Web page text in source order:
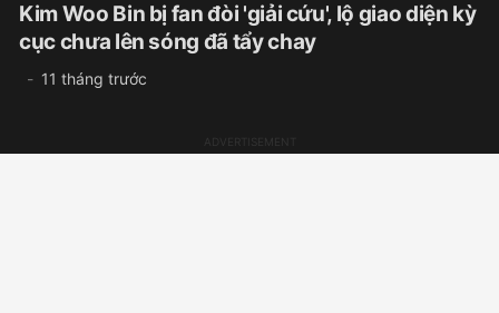
Kim Woo Bin bị fan đòi 'giải cứu', lộ giao diện kỳ
cục chưa lên sóng đã tẩy chay
11 tháng trước